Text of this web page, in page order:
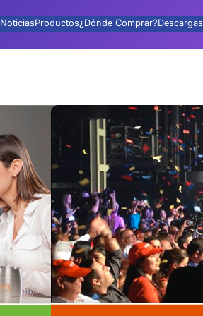
NoticiasProductos¿Dónde Comprar?Descargas